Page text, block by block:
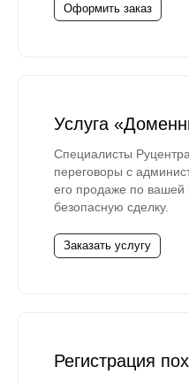
Оформить заказ
Услуга
Специалисты
переговоры с
его продаже по вашей
безопасную сделку.
Заказать услугу
Регистрация